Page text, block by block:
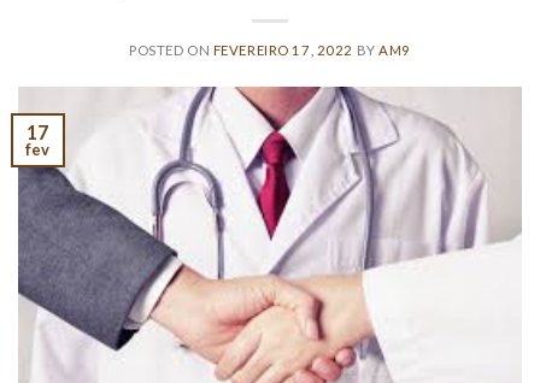
POSTED ON FEVEREIRO 17, 2022 BYAM9
17
fev